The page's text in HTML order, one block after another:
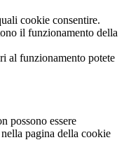
cookie consentire.
il funzionamento della
al funzionamento potete
possono essere
pagina della cookie